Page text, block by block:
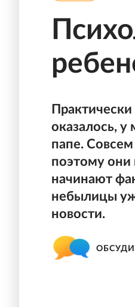
оказалось,
папе.
поэтому они
начинают
небылицы
новости.